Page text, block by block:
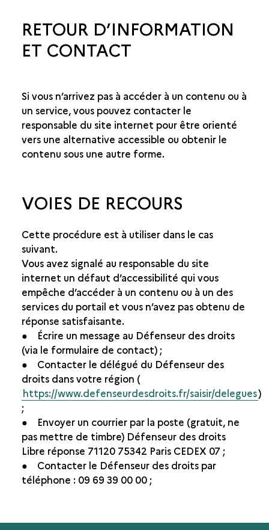
RETOUR D’INFORMATION
ET CONTACT
Si vous n’arrivez pas à accéder à un contenu ou à
un service, vous pouvez contacter le
responsable du site internet pour être orienté
vers une alternative accessible ou obtenir le
contenu sous une autre forme.
VOIES DE RECOURS
Cette procédure est à utiliser dans le cas
suivant.
Vous avez signalé au responsable du site
internet un défaut d’accessibilité qui vous
empêche d’accéder à un contenu ou à un des
services du portail et vous n’avez pas obtenu de
réponse satisfaisante.
● Écrire un message au Défenseur des droits
(via le formulaire de contact) ;
● Contacter le délégué du Défenseur des
droits dans votre région (
https://www.defenseurdesdroits.fr/saisir/delegues)
;
● Envoyer un courrier par la poste (gratuit, ne
pas mettre de timbre) Défenseur des droits
Libre réponse 71120 75342 Paris CEDEX 07 ;
● Contacter le Défenseur des droits par
téléphone : 09 69 39 00 00 ;